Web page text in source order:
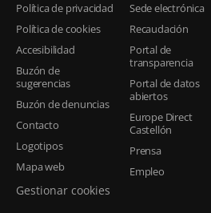
Política de privacidad
Política de cookies
Accesibilidad
Buzón de
sugerencias
Buzón de denuncias
Contacto
Logotipos
Mapa web
Gestionar cookies
Sede electrónica
Recaudación
Portal de
transparencia
Portal de datos
abiertos
Europe Direct
Castellón
Prensa
Empleo